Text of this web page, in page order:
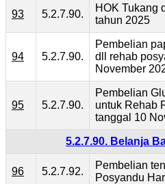
93 5.2.7.90.
HOK Tukang
tahun 2025
94 5.2.7.90.
Pembelian
dll rehab
November
95 5.2.7.90.
Pembelian
untuk Rehab
tanggal 10
5.2.7.90. Belanja
96 5.2.7.92.
Pembelian
Posyandu